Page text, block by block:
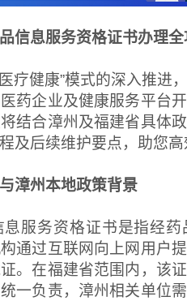
信息服务资格证书办理
健康”模式的深入推进
药企业及健康服务平台
结合漳州及福建省具体
及后续维护要点，助您
州本地政策背景
务资格证书是指经药
通过互联网向上网用户
。在福建省范围内，该
一负责，漳州相关单位